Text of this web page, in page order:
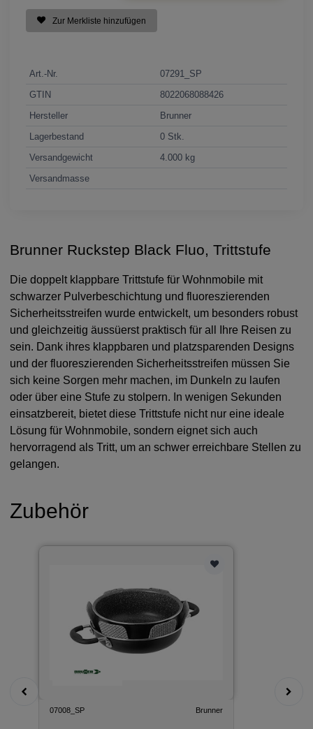
Zur Merkliste hinzufügen
Art.-Nr.
07291_SP
GTIN
8022068088426
Hersteller
Brunner
Lagerbestand
0 Stk.
Versandgewicht
4.000 kg
Versandmasse
Brunner Ruckstep Black Fluo, Trittstufe
Die doppelt klappbare Trittstufe für Wohnmobile mit
schwarzer Pulverbeschichtung und fluoreszierenden
Sicherheitsstreifen wurde entwickelt, um besonders robust
und gleichzeitig äussüerst praktisch für all Ihre Reisen zu
sein. Dank ihres klappbaren und platzsparenden Designs
und der fluoreszierenden Sicherheitsstreifen müssen Sie
sich keine Sorgen mehr machen, im Dunkeln zu laufen
oder über eine Stufe zu stolpern. In wenigen Sekunden
einsatzbereit, bietet diese Trittstufe nicht nur eine ideale
Lösung für Wohnmobile, sondern eignet sich auch
hervorragend als Tritt, um an schwer erreichbare Stellen zu
gelangen.
Zubehör
07008_SP Brunner